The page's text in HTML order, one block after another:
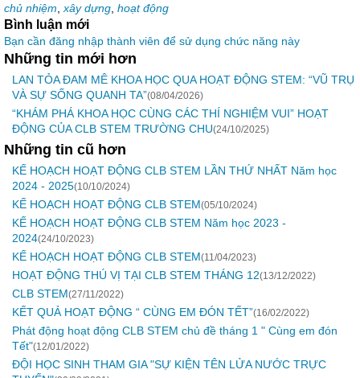
chủ nhiệm xây dựng hoạt động
Bình luận mới
Bạn cần đăng nhập thành viên để sử dụng chức năng này
Những tin mới hơn
LAN TỎA ĐAM MÊ KHOA HỌC QUA HOẠT ĐỘNG STEM: “VŨ TRỤ
VÀ SỰ SỐNG QUANH TA”(08/04/2026)
“KHÁM PHÁ KHOA HỌC CÙNG CÁC THÍ NGHIỆM VUI” HOẠT
ĐỘNG CỦA CLB STEM TRƯỜNG CHU(24/10/2025)
Những tin cũ hơn
KẾ HOẠCH HOẠT ĐỘNG CLB STEM LẦN THỨ NHẤT Năm học
2024 - 2025(10/10/2024)
KẾ HOẠCH HOẠT ĐỘNG CLB STEM(05/10/2024)
KẾ HOẠCH HOẠT ĐỘNG CLB STEM Năm học 2023 -
2024(24/10/2023)
KẾ HOẠCH HOẠT ĐỘNG CLB STEM(11/04/2023)
HOẠT ĐỘNG THÚ VỊ TẠI CLB STEM THÁNG 12(13/12/2022)
CLB STEM(27/11/2022)
KẾT QUẢ HOẠT ĐỘNG “ CÙNG EM ĐÓN TẾT”(16/02/2022)
Phát động hoạt động CLB STEM chủ đề tháng 1 " Cùng em đón
Tết"(12/01/2022)
ĐỘI HỌC SINH THAM GIA "SỰ KIỆN TÊN LỬA NƯỚC TRỰC